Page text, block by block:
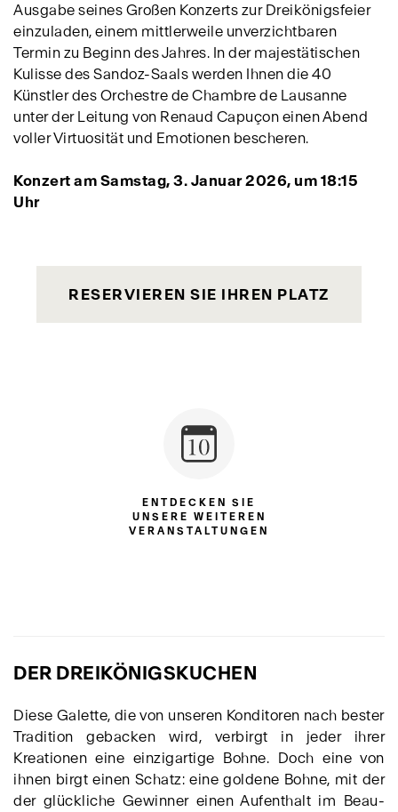
Ausgabe seines Großen Konzerts zur Dreikönigsfeier
einzuladen, einem mittlerweile unverzichtbaren
Termin zu Beginn des Jahres. In der majestätischen
Kulisse des Sandoz-Saals werden Ihnen die 40
Künstler des Orchestre de Chambre de Lausanne
unter der Leitung von Renaud Capuçon einen Abend
voller Virtuosität und Emotionen bescheren.
Konzert am Samstag, 3. Januar 2026, um 18:15
Uhr
RESERVIEREN SIE IHREN PLATZ
ENTDECKEN SIE
UNSERE WEITEREN
VERANSTALTUNGEN
DER DREIKÖNIGSKUCHEN
Diese Galette, die von unseren Konditoren nach bester
Tradition gebacken wird, verbirgt in jeder ihrer
Kreationen eine einzigartige Bohne. Doch eine von
ihnen birgt einen Schatz: eine goldene Bohne, mit der
der glückliche Gewinner einen Aufenthalt im Beau-